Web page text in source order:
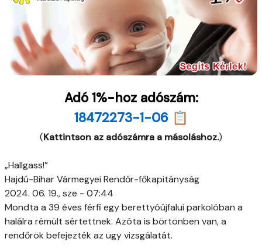
Adó 1%-hoz adószám:
18472273-1-06 📋
(Kattintson az adószámra a másoláshoz.)
„Hallgass!”
Hajdú-Bihar Vármegyei Rendőr-főkapitányság
2024. 06. 19., sze - 07:44
Mondta a 39 éves férfi egy berettyóújfalui parkolóban a
halálra rémült sértettnek. Azóta is börtönben van, a
rendőrök befejezték az ügy vizsgálatát.